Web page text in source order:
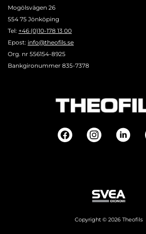
Mogölsvägen 26
554 75 Jönköping
Tel: +46 (0)10-178 13 00
Epost: info@theofils.se
Org. nr 556154-8925
Bankgironummer 835-7378
Copyright © 2026 Theofils